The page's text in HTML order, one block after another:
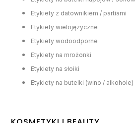
Etykiety z datownikiem / partiami
Etykiety wielojęzyczne
Etykiety wodoodporne
Etykiety na mrożonki
Etykiety na słoiki
Etykiety na butelki (wino / alkohole)